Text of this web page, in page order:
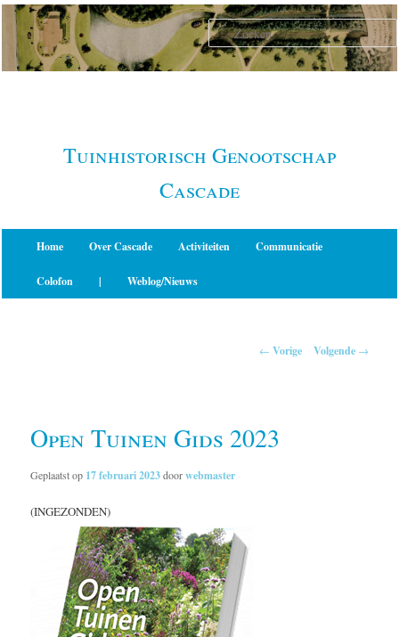
Spring
naar
primaire
Tuinhistorisch Genootschap
Cascade
Home Over Cascade Activiteiten Communicatie
Colofon | Weblog/Nieuws
← Vorige Volgende →
Open Tuinen Gids 2023
Geplaatst op 17 februari 2023doorwebmaster
(INGEZONDEN)